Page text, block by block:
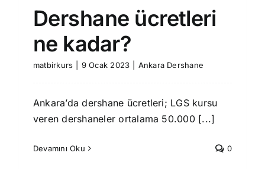
İletişim
Dershane ücretleri
ne kadar?
matbirkurs 9 Ocak 2023 Ankara Dershane
Ankara’da dershane ücretleri; LGS kursu
veren dershaneler ortalama 50.000 [...]
Devamını Oku 0